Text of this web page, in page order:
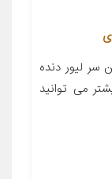
سر لیور دنده
می توانید